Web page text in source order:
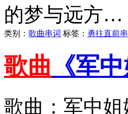
的梦与远方…
类别： 歌曲串词 标签： 勇往直前
歌曲 《军
歌曲：军中